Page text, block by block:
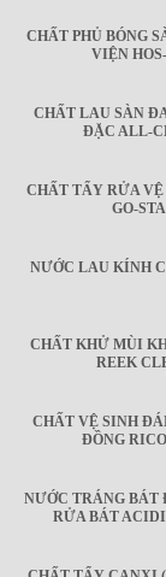
CHẤT PHỦ BÓNG
VIỆN
CHẤT LAU SÀN
ĐẶC ALL-
CHẤT TẨY RỬA
GO-
NƯỚC LAU KÍNH
CHẤT KHỬ MÙI
REEK
CHẤT VỆ SINH
ĐỒNG
NƯỚC TRÁNG BÁT
RỬA BÁT